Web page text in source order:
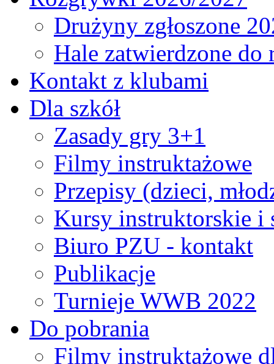
Drużyny zgłoszone
Hale zatwierdzone
Kontakt z klubami
Dla szkół
Zasady gry 3+1
Filmy instruktażowe
Przepisy (dzieci,
Kursy instruktorskie i
Biuro PZU - kontakt
Publikacje
Turnieje WWB 2022
Do pobrania
Filmy instruktażowe